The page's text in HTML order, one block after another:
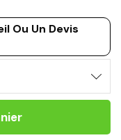
Ou Un Devis